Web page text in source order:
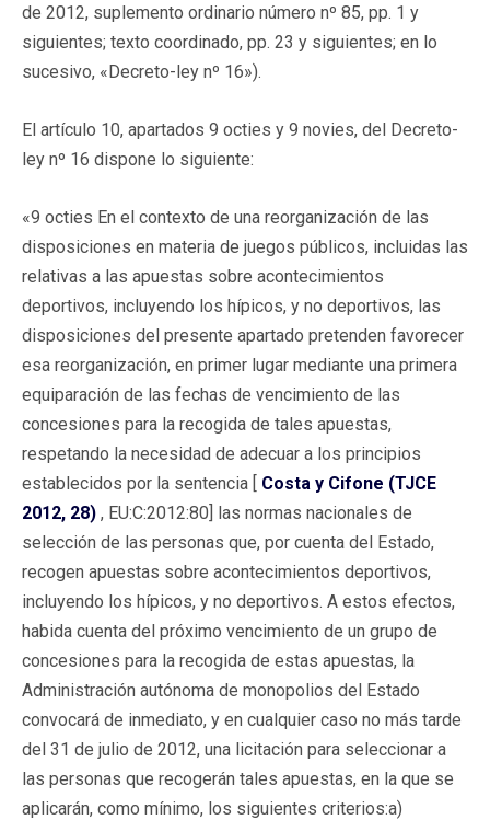
de 2012, suplemento ordinario número nº 85, pp. 1 y
siguientes; texto coordinado, pp. 23 y siguientes; en lo
sucesivo, «Decreto-ley nº 16»).
El artículo 10, apartados 9 octies y 9 novies, del Decreto-
ley nº 16 dispone lo siguiente:
«9 octies En el contexto de una reorganización de las
disposiciones en materia de juegos públicos, incluidas las
relativas a las apuestas sobre acontecimientos
deportivos, incluyendo los hípicos, y no deportivos, las
disposiciones del presente apartado pretenden favorecer
esa reorganización, en primer lugar mediante una primera
equiparación de las fechas de vencimiento de las
concesiones para la recogida de tales apuestas,
respetando la necesidad de adecuar a los principios
establecidos por la sentencia [ Costa y Cifone (TJCE
2012, 28) , EU:C:2012:80] las normas nacionales de
selección de las personas que, por cuenta del Estado,
recogen apuestas sobre acontecimientos deportivos,
incluyendo los hípicos, y no deportivos. A estos efectos,
habida cuenta del próximo vencimiento de un grupo de
concesiones para la recogida de estas apuestas, la
Administración autónoma de monopolios del Estado
convocará de inmediato, y en cualquier caso no más tarde
del 31 de julio de 2012, una licitación para seleccionar a
las personas que recogerán tales apuestas, en la que se
aplicarán, como mínimo, los siguientes criterios:a)